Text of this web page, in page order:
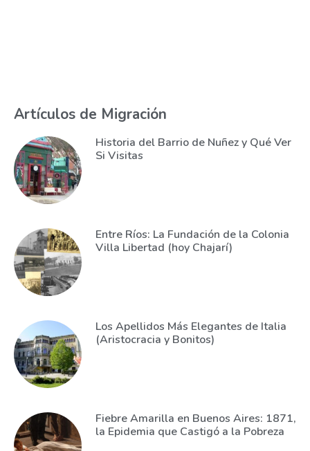
Artículos de Migración
Historia del Barrio de Nuñez y Qué Ver
Si Visitas
Entre Ríos: La Fundación de la Colonia
Villa Libertad (hoy Chajarí)
Los Apellidos Más Elegantes de Italia
(Aristocracia y Bonitos)
Fiebre Amarilla en Buenos Aires: 1871,
la Epidemia que Castigó a la Pobreza